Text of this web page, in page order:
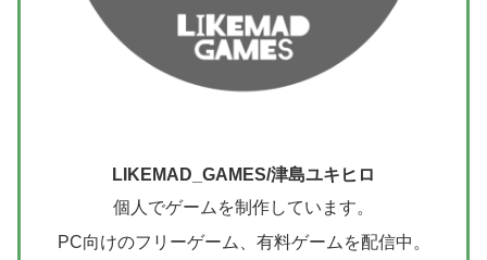
LIKEMAD_GAMES/津島ユキヒロ
個人でゲームを制作しています。
PC向けのフリーゲーム、有料ゲームを配信中。